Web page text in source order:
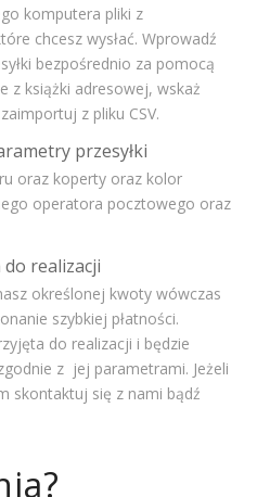
komputera pliki z
chcesz wysłać. Wprowadź
bezpośrednio za pomocą
z książki adresowej, wskaż
z pliku CSV.
przesyłki
oraz koperty oraz kolor
operatora pocztowego oraz
do realizacji
określonej kwoty wówczas
szybkiej płatności.
do realizacji i będzie
z jej parametrami. Jeżeli
skontaktuj się z nami bądź